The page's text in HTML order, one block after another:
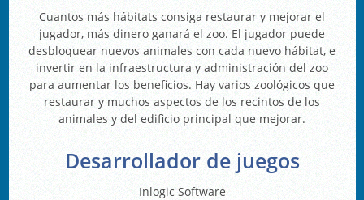
Cuantos más hábitats consiga restaurar y mejorar el
jugador, más dinero ganará el zoo. El jugador puede
desbloquear nuevos animales con cada nuevo hábitat, e
invertir en la infraestructura y administración del zoo
para aumentar los beneficios. Hay varios zoológicos que
restaurar y muchos aspectos de los recintos de los
animales y del edificio principal que mejorar.
Desarrollador de juegos
Inlogic Software